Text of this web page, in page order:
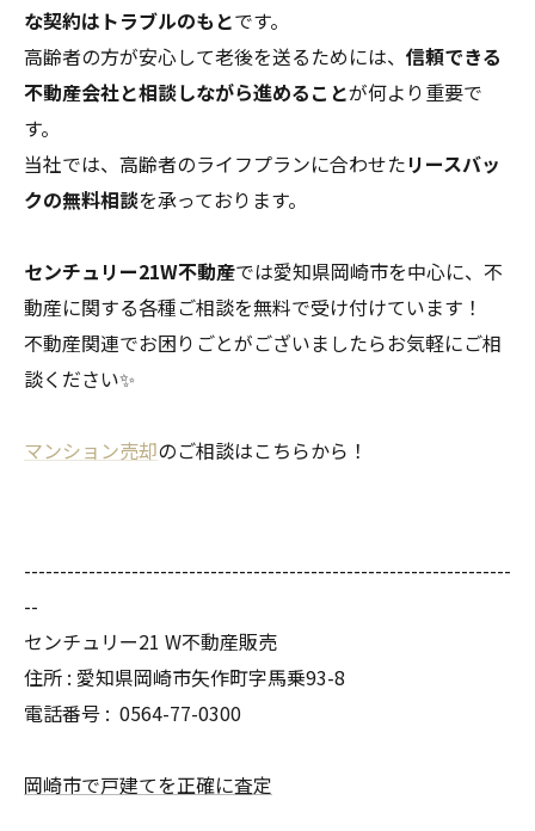
な契約はトラブルのもとです。
高齢者の方が安心して老後を送るためには、 信頼できる
不動産会社と相談しながら進めることが何より重要で
す。
当社では、高齢者のライフプランに合わせたリースバッ
クの無料相談を承っております。
センチュリー21W不動産では愛知県岡崎市を中心に、不
動産に関する各種ご相談を無料で受け付けています！
不動産関連でお困りごとがございましたらお気軽にご相
談ください✨
マンション売却のご相談はこちらから！
--------------------------------------------------------------------
--
センチュリー21 W不動産販売
住所 : 愛知県岡崎市矢作町字馬乗93-8
電話番号 : 0564-77-0300
岡崎市で戸建てを正確に査定